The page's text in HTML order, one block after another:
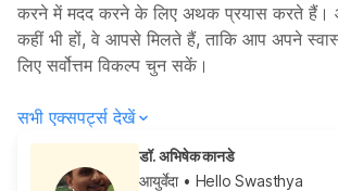
करने में मदद करने के लिए अथक प्रयास करते हैं।
कहीं भी हों, वे आपसे मिलते हैं, ताकि आप अपने
लिए सर्वोत्तम विकल्प चुन सकें।
सभी एक्सपर्ट्स देखें
डॉ. अभिषेक कानडे
आयुर्वेदा• Hello Swasthya